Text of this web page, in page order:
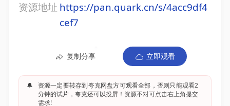
资源地址 https://pan.quark.cn/s/4acc9df4
cef7
复制分享 立即观看
🔔
资源一定要转存到夸克网盘方可观看全部，否则只能观看2
分钟的试片，夸克还可以投屏！资源不对可点击右上角提交
需求!